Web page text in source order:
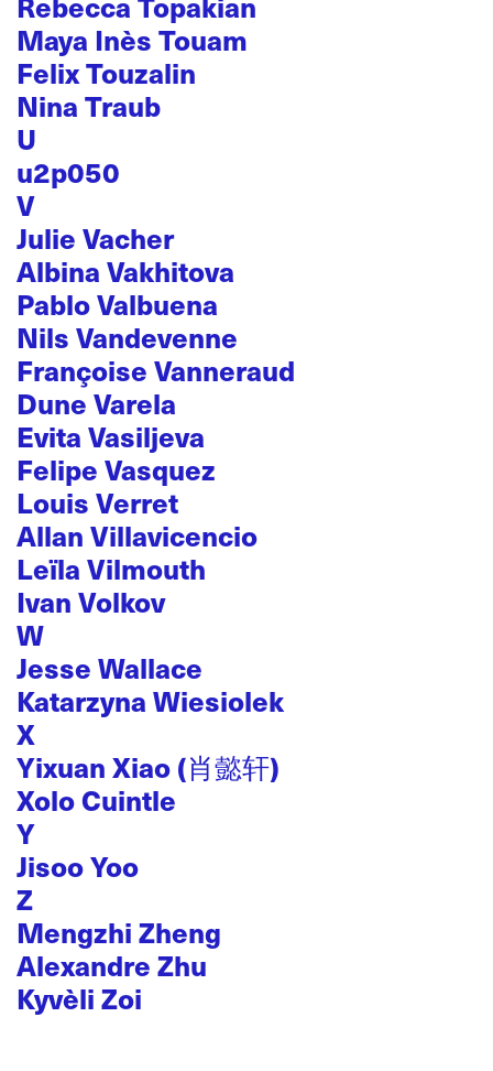
Maya Inès Touam
Felix Touzalin
Nina Traub
U
u2p050
V
Julie Vacher
Albina Vakhitova
Pablo Valbuena
Nils Vandevenne
Françoise Vanneraud
Dune Varela
Evita Vasiljeva
Felipe Vasquez
Louis Verret
Allan Villavicencio
Leïla Vilmouth
Ivan Volkov
W
Jesse Wallace
Katarzyna Wiesiolek
X
Yixuan Xiao (肖懿轩)
Xolo Cuintle
Y
Jisoo Yoo
Z
Mengzhi Zheng
Alexandre Zhu
Kyvèli Zoi